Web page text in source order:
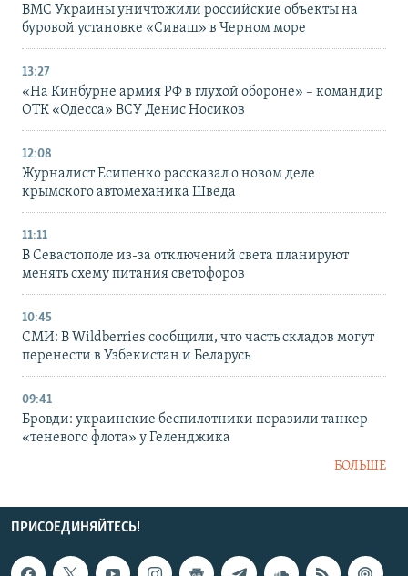
ВМС Украины уничтожили российские объекты на
буровой установке «Сиваш» в Черном море
13:27
«На Кинбурне армия РФ в глухой обороне» – командир
ОТК «Одесса» ВСУ Денис Носиков
12:08
Журналист Есипенко рассказал о новом деле
крымского автомеханика Шведа
11:11
В Севастополе из-за отключений света планируют
менять схему питания светофоров
10:45
СМИ: В Wildberries сообщили, что часть складов могут
перенести в Узбекистан и Беларусь
09:41
Бровди: украинские беспилотники поразили танкер
«теневого флота» у Геленджика
БОЛЬШЕ
ПРИСОЕДИНЯЙТЕСЬ!